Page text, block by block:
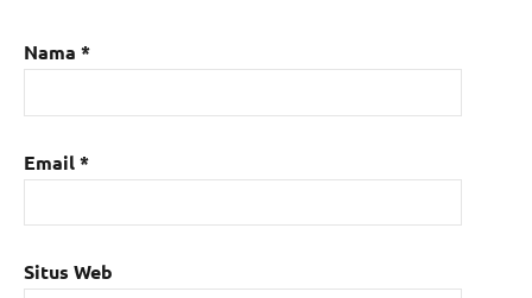
Nama *
Email*
Situs Web